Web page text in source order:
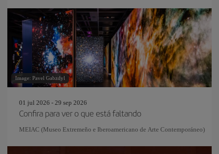
Image: Pavel Gabzdyl
01 jul 2026 - 29 sep 2026
Confira para ver o que está faltando
MEIAC (Museo Extremeño e Iberoamericano de Arte Contemporáneo)